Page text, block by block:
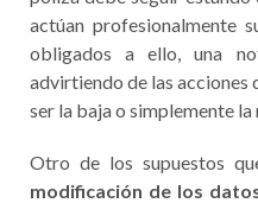
actúan profesionalmente
obligados a ello, una
advirtiendo de las acciones
ser la baja o simplemente
Otro de los supuestos
modificación de los